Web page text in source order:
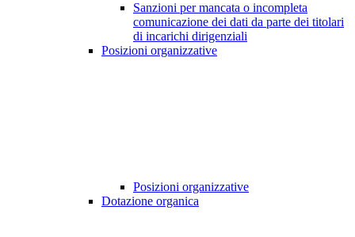
Sanzioni per mancata o incompleta
comunicazione dei dati da parte dei titolari
di incarichi dirigenziali
Posizioni organizzative
Posizioni organizzative
Dotazione organica